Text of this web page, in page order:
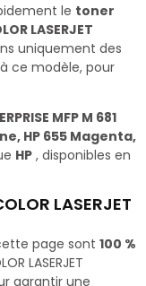
le toner
LASERJET
uniquement des
ce modèle, pour
MFP M 681
HP 655 Magenta,
HP , disponibles en
LASERJET
page sont 100 %
LASERJET
garantir une